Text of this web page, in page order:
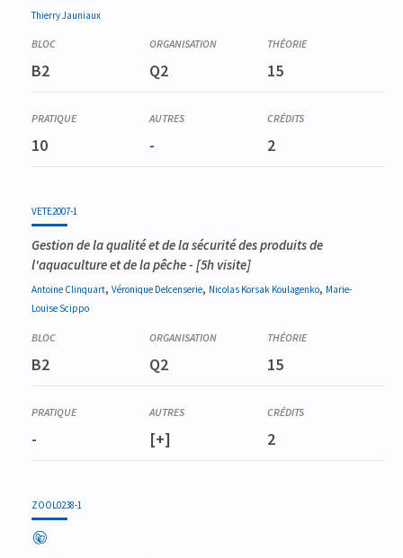
ThierryJauniaux
B2 Q2 15
10 - 2
VETE2007-1
Gestion de la qualité et de la sécurité des produits de
l'aquaculture et de la pêche- [5h visite]
Antoine Clinquart, Véronique Delcenserie, Nicolas Korsak Koulagenko, Marie-
Louise Scippo
B2 Q2 15
- [+] 2
ZOOL0238-1